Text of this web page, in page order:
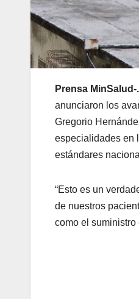
Prensa MinSalud-.
anunciaron los
Gregorio
especialidades en
estándares
“Esto es un
de nuestros
como el suministro